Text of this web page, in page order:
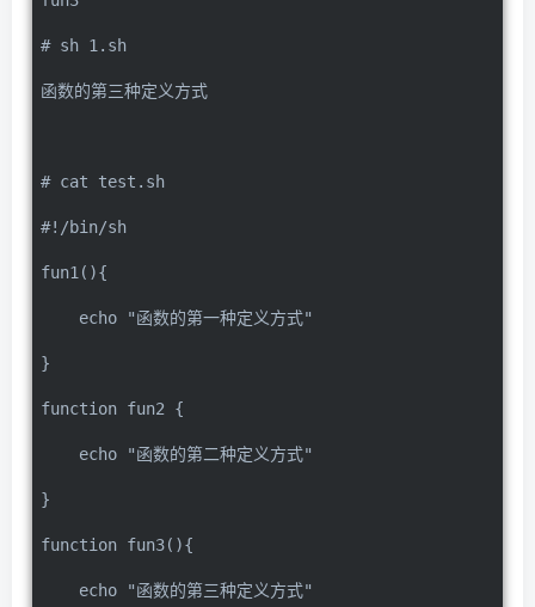
# sh 1.sh
函数的第三种定义方式
# cat test.sh
#!/bin/sh
fun1(){
echo "函数的第一种定义方式"
}
function fun2 {
echo "函数的第二种定义方式"
}
function fun3(){
echo "函数的第三种定义方式"